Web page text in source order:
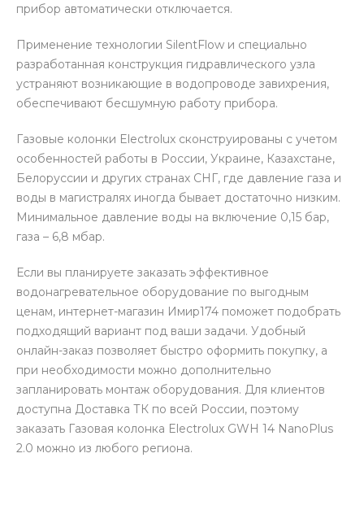
прибор автоматически отключается.
Применение технологии SilentFlow и специально
разработанная конструкция гидравлического узла
устраняют возникающие в водопроводе завихрения,
обеспечивают бесшумную работу прибора.
Газовые колонки Electrolux сконструированы с учетом
особенностей работы в России, Украине, Казахстане,
Белоруссии и других странах СНГ, где давление газа и
воды в магистралях иногда бывает достаточно низким.
Минимальное давление воды на включение 0,15 бар,
газа – 6,8 мбар.
Если вы планируете заказать эффективное
водонагревательное оборудование по выгодным
ценам, интернет-магазин Имир174 поможет подобрать
подходящий вариант под ваши задачи. Удобный
онлайн-заказ позволяет быстро оформить покупку, а
при необходимости можно дополнительно
запланировать монтаж оборудования. Для клиентов
доступна Доставка ТК по всей России, поэтому
заказать Газовая колонка Electrolux GWH 14 NanoPlus
2.0 можно из любого региона.